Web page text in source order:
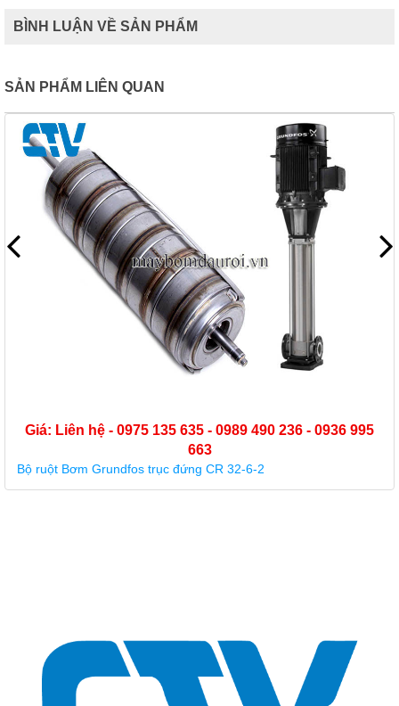
BÌNH LUẬN VỀ SẢN PHẨM
SẢN PHẨM LIÊN QUAN
Giá: Liên hệ - 0975 135 635 - 0989 490 236 - 0936 995
663
Bộ ruột Bơm Grundfos trục đứng CR 32-6-2